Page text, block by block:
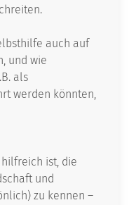
auch auf
und wie
als
werden könnten,
ist, die
und
zu kennen –